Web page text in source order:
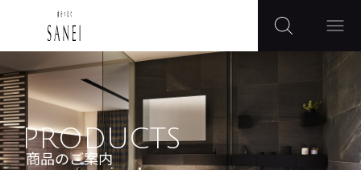
PRODUCTS
商品のご案内